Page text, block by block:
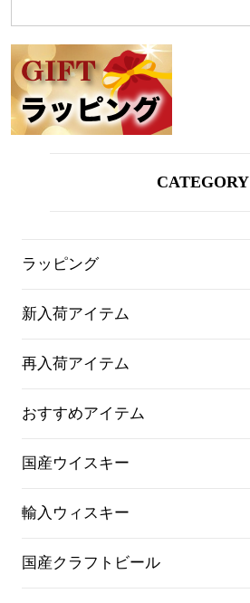
CATEGORY
ラッピング
新入荷アイテム
再入荷アイテム
おすすめアイテム
国産ウイスキー
輸入ウィスキー
国産クラフトビール